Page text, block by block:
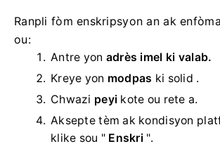
Ranpli fòm enskripsyon an ak
ou:
Antre yon adrès imel ki valab.
Kreye yon modpas ki solid .
Chwazi peyi kote ou rete a.
Aksepte tèm ak kondisyon
klike sou " Enskri ".